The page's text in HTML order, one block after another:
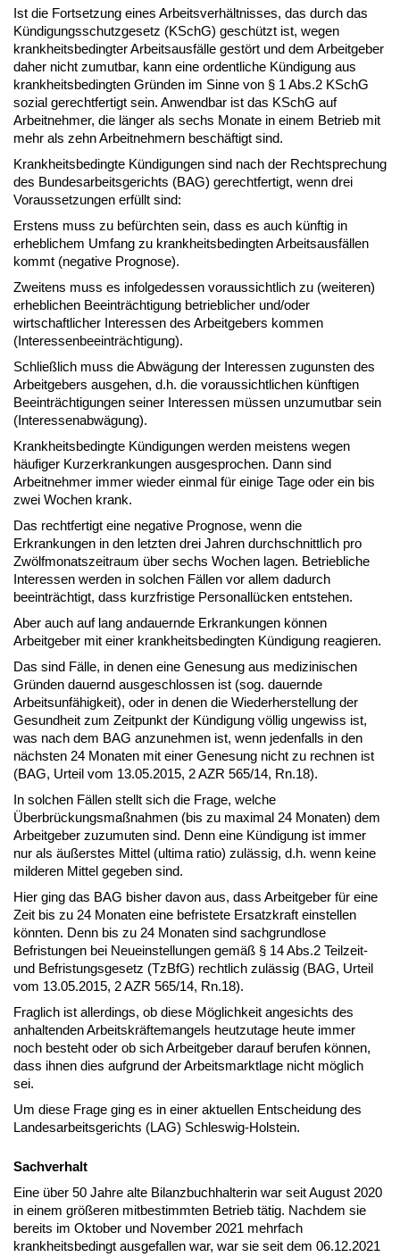
Ist die Fortsetzung eines Arbeitsverhältnisses, das durch das
Kündigungsschutzgesetz (KSchG) geschützt ist, wegen
krankheitsbedingter Arbeitsausfälle gestört und dem Arbeitgeber
daher nicht zumutbar, kann eine ordentliche Kündigung aus
krankheitsbedingten Gründen im Sinne von § 1 Abs.2 KSchG
sozial gerechtfertigt sein. Anwendbar ist das KSchG auf
Arbeitnehmer, die länger als sechs Monate in einem Betrieb mit
mehr als zehn Arbeitnehmern beschäftigt sind.
Krankheitsbedingte Kündigungen sind nach der Rechtsprechung
des Bundesarbeitsgerichts (BAG) gerechtfertigt, wenn drei
Voraussetzungen erfüllt sind:
Erstens muss zu befürchten sein, dass es auch künftig in
erheblichem Umfang zu krankheitsbedingten Arbeitsausfällen
kommt (negative Prognose).
Zweitens muss es infolgedessen voraussichtlich zu (weiteren)
erheblichen Beeinträchtigung betrieblicher und/oder
wirtschaftlicher Interessen des Arbeitgebers kommen
(Interessenbeeinträchtigung).
Schließlich muss die Abwägung der Interessen zugunsten des
Arbeitgebers ausgehen, d.h. die voraussichtlichen künftigen
Beeinträchtigungen seiner Interessen müssen unzumutbar sein
(Interessenabwägung).
Krankheitsbedingte Kündigungen werden meistens wegen
häufiger Kurzerkrankungen ausgesprochen. Dann sind
Arbeitnehmer immer wieder einmal für einige Tage oder ein bis
zwei Wochen krank.
Das rechtfertigt eine negative Prognose, wenn die
Erkrankungen in den letzten drei Jahren durchschnittlich pro
Zwölfmonatszeitraum über sechs Wochen lagen. Betriebliche
Interessen werden in solchen Fällen vor allem dadurch
beeinträchtigt, dass kurzfristige Personallücken entstehen.
Aber auch auf lang andauernde Erkrankungen können
Arbeitgeber mit einer krankheitsbedingten Kündigung reagieren.
Das sind Fälle, in denen eine Genesung aus medizinischen
Gründen dauernd ausgeschlossen ist (sog. dauernde
Arbeitsunfähigkeit), oder in denen die Wiederherstellung der
Gesundheit zum Zeitpunkt der Kündigung völlig ungewiss ist,
was nach dem BAG anzunehmen ist, wenn jedenfalls in den
nächsten 24 Monaten mit einer Genesung nicht zu rechnen ist
(BAG, Urteil vom 13.05.2015, 2 AZR 565/14, Rn.18).
In solchen Fällen stellt sich die Frage, welche
Überbrückungsmaßnahmen (bis zu maximal 24 Monaten) dem
Arbeitgeber zuzumuten sind. Denn eine Kündigung ist immer
nur als äußerstes Mittel (ultima ratio) zulässig, d.h. wenn keine
milderen Mittel gegeben sind.
Hier ging das BAG bisher davon aus, dass Arbeitgeber für eine
Zeit bis zu 24 Monaten eine befristete Ersatzkraft einstellen
könnten. Denn bis zu 24 Monaten sind sachgrundlose
Befristungen bei Neueinstellungen gemäß § 14 Abs.2 Teilzeit-
und Befristungsgesetz (TzBfG) rechtlich zulässig (BAG, Urteil
vom 13.05.2015, 2 AZR 565/14, Rn.18).
Fraglich ist allerdings, ob diese Möglichkeit angesichts des
anhaltenden Arbeitskräftemangels heutzutage heute immer
noch besteht oder ob sich Arbeitgeber darauf berufen können,
dass ihnen dies aufgrund der Arbeitsmarktlage nicht möglich
sei.
Um diese Frage ging es in einer aktuellen Entscheidung des
Landesarbeitsgerichts (LAG) Schleswig-Holstein.
Sachverhalt
Eine über 50 Jahre alte Bilanzbuchhalterin war seit August 2020
in einem größeren mitbestimmten Betrieb tätig. Nachdem sie
bereits im Oktober und November 2021 mehrfach
krankheitsbedingt ausgefallen war, war sie seit dem 06.12.2021